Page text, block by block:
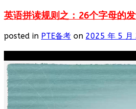
英语拼读规则之：26个字母的
posted in PTE备考 on 2025 年 5 月